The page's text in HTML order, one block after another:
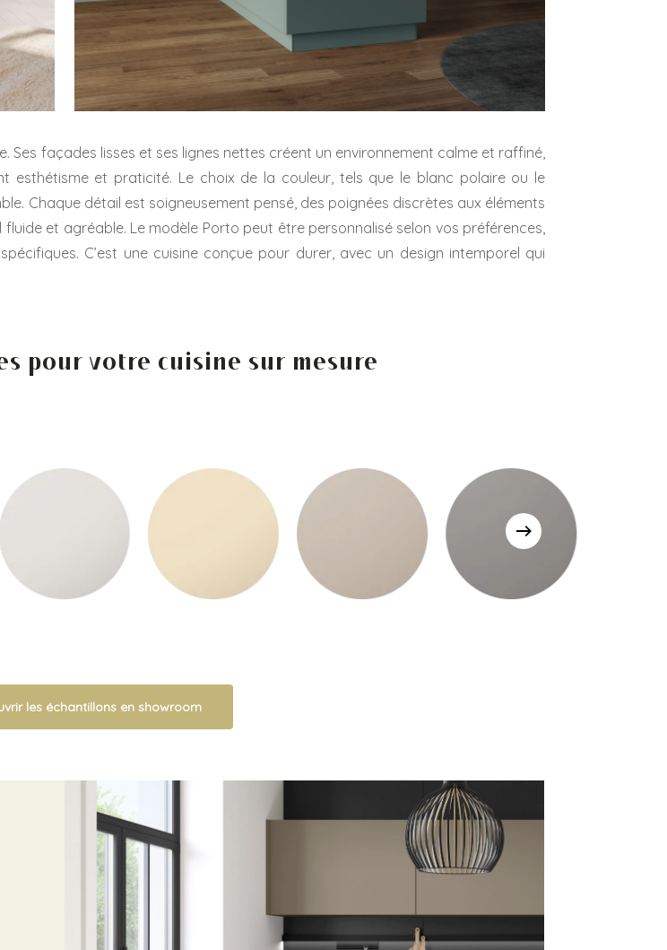
Ses façades lisses et ses lignes nettes créent un environnement calme et raffiné,
esthétisme et praticité. Le choix de la couleur, tels que le blanc polaire ou le
Chaque détail est soigneusement pensé, des poignées discrètes aux éléments
et agréable. Le modèle Porto peut être personnalisé selon vos préférences,
C’est une cuisine conçue pour durer, avec un design intemporel qui
pour votre cuisine sur mesure
les échantillons en showroom